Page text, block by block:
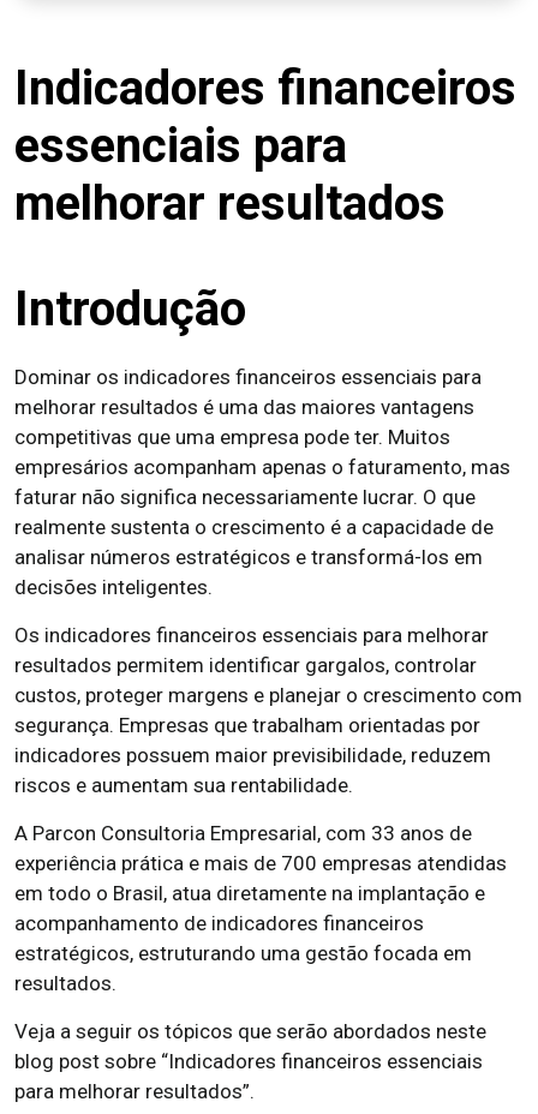
Indicadores financeiros
essenciais para
melhorar resultados
Introdução
Dominar os indicadores financeiros essenciais para
melhorar resultados é uma das maiores vantagens
competitivas que uma empresa pode ter. Muitos
empresários acompanham apenas o faturamento, mas
faturar não significa necessariamente lucrar. O que
realmente sustenta o crescimento é a capacidade de
analisar números estratégicos e transformá-los em
decisões inteligentes.
Os indicadores financeiros essenciais para melhorar
resultados permitem identificar gargalos, controlar
custos, proteger margens e planejar o crescimento com
segurança. Empresas que trabalham orientadas por
indicadores possuem maior previsibilidade, reduzem
riscos e aumentam sua rentabilidade.
A Parcon Consultoria Empresarial, com 33 anos de
experiência prática e mais de 700 empresas atendidas
em todo o Brasil, atua diretamente na implantação e
acompanhamento de indicadores financeiros
estratégicos, estruturando uma gestão focada em
resultados.
Veja a seguir os tópicos que serão abordados neste
blog post sobre “Indicadores financeiros essenciais
para melhorar resultados”.